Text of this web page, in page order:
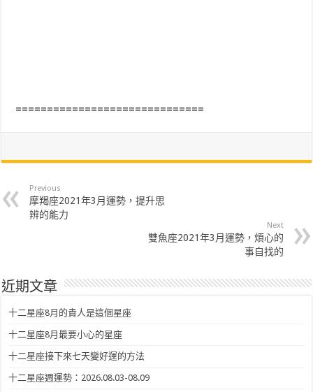
==============================
Previous
摩羯座2021年3月運勢，提升思
辨的能力
Next
雙魚座2021年3月運勢，煩心的
事自找的
近期文章
十二星座8月的貴人是這個星座
十二星座8月最要小心的星座
十二星座接下來七天變好運的方法
十二星座週運勢：2026.08.03-08.09